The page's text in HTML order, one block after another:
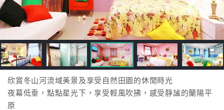
接
跟
飯
店
訂
房
HOT
欣賞冬山河流域美景及享受自然田園的休閒時光
夜幕低垂，點點星光下，享受輕風吹拂，感受靜謐的蘭陽平
原